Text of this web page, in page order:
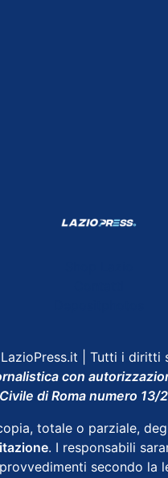
| Tutti i diritti
con
Civile di Roma numero 13/
totale o parziale,
. I responsabili
provvedimenti secondo la